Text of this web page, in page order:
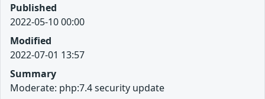
Published
2022-05-10 00:00
Modified
2022-07-01 13:57
Summary
Moderate: php:7.4 security update